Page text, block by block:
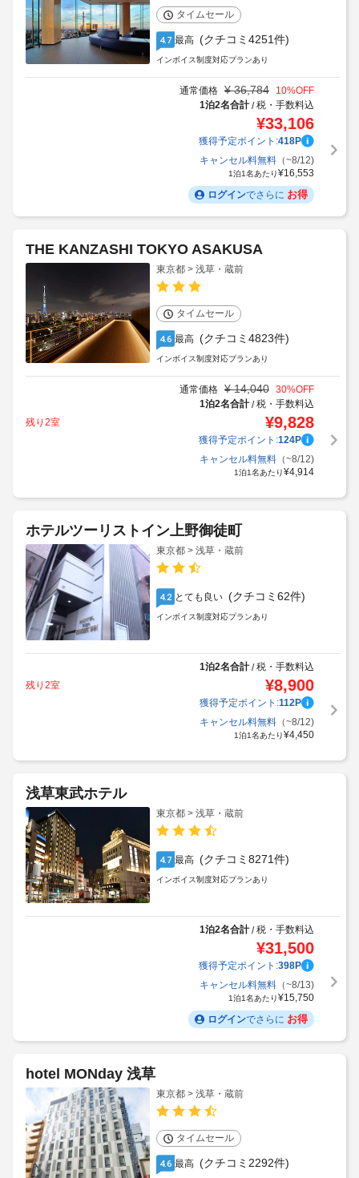
タイムセール
4.7 最高 (クチコミ4251件)
インボイス制度対応プランあり
通常価格 ¥ 36,784 10%OFF
1泊2名合計/税・手数料込
¥33,106
獲得予定ポイント:418P
キャンセル料無料（~8/12)
1泊1名あたり¥16,553
ログインでさらに お得
THE KANZASHI TOKYO ASAKUSA
東京都 > 浅草・蔵前
タイムセール
4.6 最高 (クチコミ4823件)
インボイス制度対応プランあり
通常価格 ¥ 14,040 30%OFF
1泊2名合計/税・手数料込
残り2室
¥9,828
獲得予定ポイント:124P
キャンセル料無料（~8/12)
1泊1名あたり¥4,914
ホテルツーリストイン上野御徒町
東京都 > 浅草・蔵前
4.2 とても良い (クチコミ62件)
インボイス制度対応プランあり
1泊2名合計/税・手数料込
残り2室
¥8,900
獲得予定ポイント:112P
キャンセル料無料（~8/12)
1泊1名あたり¥4,450
浅草東武ホテル
東京都 > 浅草・蔵前
4.7 最高 (クチコミ8271件)
インボイス制度対応プランあり
1泊2名合計/税・手数料込
¥31,500
獲得予定ポイント:398P
キャンセル料無料（~8/13)
1泊1名あたり¥15,750
ログインでさらに お得
hotel MONday 浅草
東京都 > 浅草・蔵前
タイムセール
4.6 最高 (クチコミ2292件)